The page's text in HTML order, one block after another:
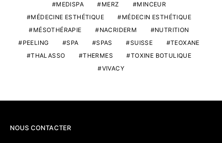
MEDISPA
MERZ
MINCEUR
MÉDECINE ESTHÉTIQUE
MÉDECIN ESTHÉTIQUE
MÉSOTHÉRAPIE
NACRIDERM
NUTRITION
PEELING
SPA SPAS SUISSE
TEOXANE
THALASSO
THERMES
TOXINE BOTULIQUE
VIVACY
NOUS CONTACTER